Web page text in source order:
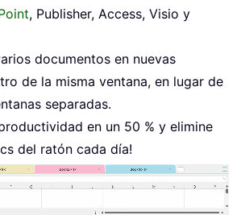
, Publisher, Access, Visio y
documentos en nuevas
de la misma ventana, en lugar de
separadas.
en un 50 % y elimine
del ratón cada día!